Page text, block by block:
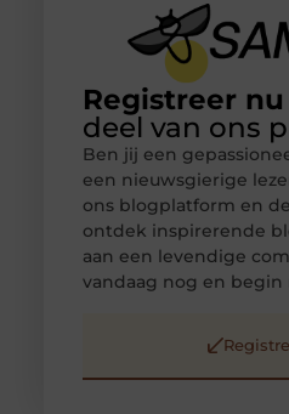
Registreer nu
deel van ons
Ben jij een
een nieuwsgierige
ons blogplatform en
ontdek inspirerende
aan een levendige
vandaag nog en